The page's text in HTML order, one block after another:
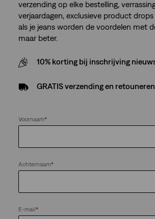
verzending op elke bestelling,
verjaardagen, exclusieve product
als je jeans worden de voordelen met
maar beter.
10% korting bij inschrijving
GRATIS verzending en retouneren
Voornaam*
Achternaam*
E-mail*